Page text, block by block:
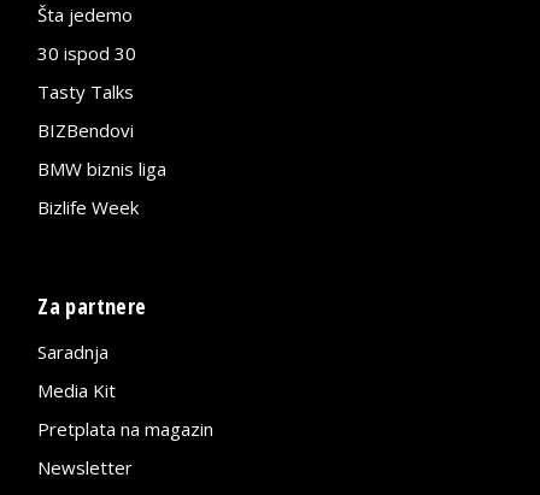
Šta jedemo
30 ispod 30
Tasty Talks
BIZBendovi
BMW biznis liga
Bizlife Week
Za partnere
Saradnja
Media Kit
Pretplata na magazin
Newsletter